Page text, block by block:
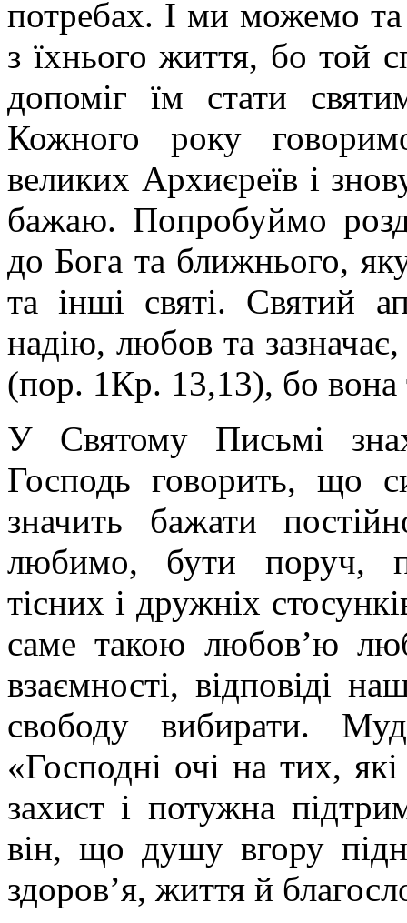
потребах. І ми можемо та
з їхнього життя, бо той
допоміг їм стати
Кожного року
великих Архиєреїв і
бажаю. Попробуймо
до Бога та ближнього,
та інші святі. Святий
надію, любов та
(пор. 1Кр. 13,13), бо вона
У Святому Письмі
Господь говорить, що
значить бажати
любимо, бути поруч,
тісних і дружніх
саме такою любов’ю
взаємності, відповіді
свободу вибирати.
«Господні очі на тих,
захист і потужна
він, що душу вгору
здоров’я, життя й